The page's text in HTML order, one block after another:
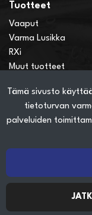
Tämä sivusto
tietoturvan
palveluiden
Tuotteet
Vaaput
Varma Lusikka
RXi
Muut tuotteet
Näin teet ostoksia
Tietosuojaseloste